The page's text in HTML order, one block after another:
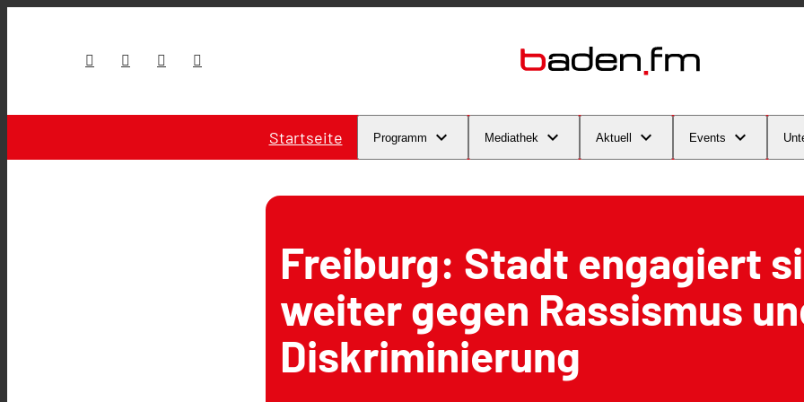
Startseite Programm Mediathek Aktuell Events
Freiburg: Stadt engagiert
weiter gegen Rassismus
Diskriminierung